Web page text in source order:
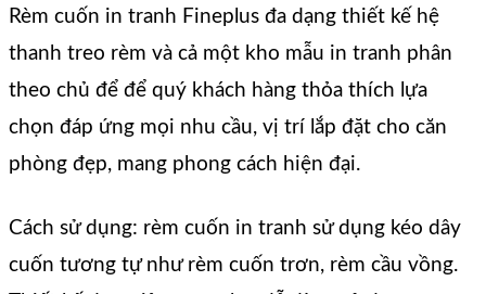
Rèm cuốn in tranh Fineplus đa dạng thiết kế hệ
thanh treo rèm và cả một kho mẫu in tranh phân
theo chủ để để quý khách hàng thỏa thích lựa
chọn đáp ứng mọi nhu cầu, vị trí lắp đặt cho căn
phòng đẹp, mang phong cách hiện đại.
Cách sử dụng: rèm cuốn in tranh sử dụng kéo dây
cuốn tương tự như rèm cuốn trơn, rèm cầu vồng.